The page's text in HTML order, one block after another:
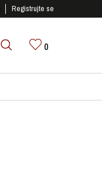
Registrujte se
0